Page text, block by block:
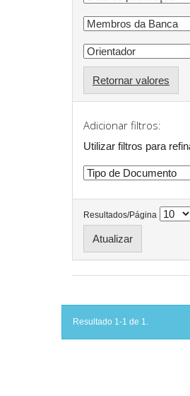
Retornar valores
Adicionar filtros:
Utilizar filtros para
Resultados/Página
Resultado 1-1 de 1.